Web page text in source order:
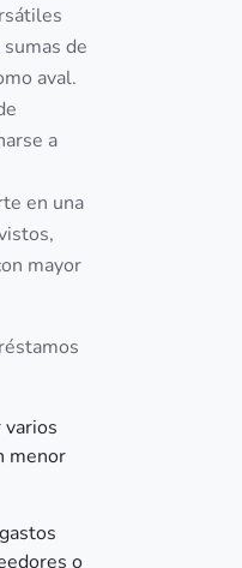
de
aval.
a
en una
mayor
varios
menor
o